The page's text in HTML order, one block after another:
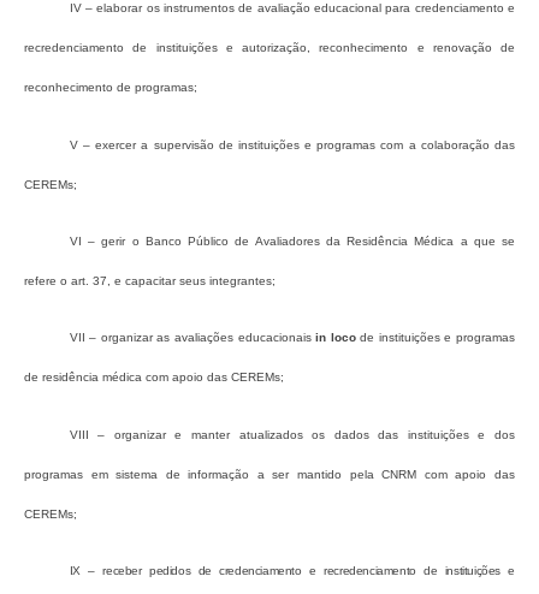
IV – elaborar os instrumentos de avaliação educacional para credenciamento e
recredenciamento de instituições e autorização, reconhecimento e renovação de
reconhecimento de programas;
V – exercer a supervisão de instituições e programas com a colaboração das
CEREMs;
VI – gerir o Banco Público de Avaliadores da Residência Médica a que se
refere o art. 37, e capacitar seus integrantes;
VII – organizar as avaliações educacionaisin locode instituições e programas
de residência médica com apoio das CEREMs;
VIII – organizar e manter atualizados os dados das instituições e dos
programas em sistema de informação a ser mantido pela CNRM com apoio das
CEREMs;
IX – receber pedidos de credenciamento e recredenciamento de instituições e